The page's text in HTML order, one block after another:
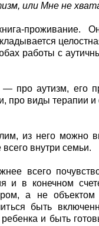
или Мне не
проживание.
работы с
про аутизм, его
про виды терапии
из него можно
внутри семьи.
всего
и в конечном
а не объектом
быть
и быть